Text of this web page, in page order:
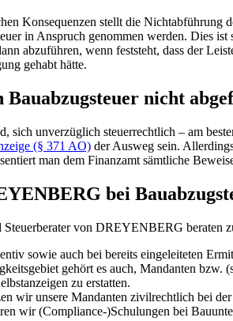
Konsequenzen stellt die Nichtabführung
in Anspruch genommen werden. Dies
abzuführen, wenn feststeht, dass der
gehabt hätte.
Bauabzugsteuer nicht
sich unverzüglich steuerrechtlich – am
(§ 371 AO) der Ausweg sein.
man dem Finanzamt sämtliche
bei
von DREYENBERG beraten
sowie auch bei bereits eingeleiteten
gehört es auch, Mandanten
zu erstatten.
wir unsere Mandanten zivilrechtlich bei
wir (Compliance-)Schulungen bei